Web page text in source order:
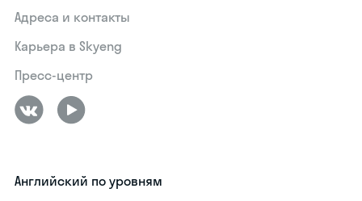
Адреса и контакты
Карьера в Skyeng
Пресс-центр
Английский по уровням